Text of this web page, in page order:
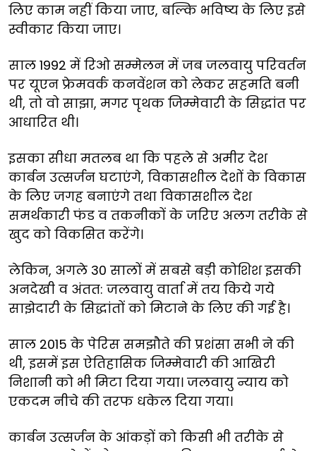
लिए काम नहीं किया जाए, बल्कि भविष्य के लिए इसे
स्वीकार किया जाए।
साल 1992 में रिओ सम्मेलन में जब जलवायु परिवर्तन
पर यूएन फ्रेमवर्क कनवेंशन को लेकर सहमति बनी
थी, तो वो साझा, मगर पृथक जिम्मेवारी के सिद्धांत पर
आधारित थी।
इसका सीधा मतलब था कि पहले से अमीर देश
कार्बन उत्सर्जन घटाएंगे, विकासशील देशों के विकास
के लिए जगह बनाएंगे तथा विकासशील देश
समर्थकारी फंड व तकनीकों के जरिए अलग तरीके से
खुद को विकसित करेंगे।
लेकिन, अगले 30 सालों में सबसे बड़ी कोशिश इसकी
अनदेखी व अंतत: जलवायु वार्ता में तय किये गये
साझेदारी के सिद्धांतों को मिटाने के लिए की गई है।
साल 2015 के पेरिस समझौते की प्रशंसा सभी ने की
थी, इसमें इस ऐतिहासिक जिम्मेवारी की आखिरी
निशानी को भी मिटा दिया गया। जलवायु न्याय को
एकदम नीचे की तरफ धकेल दिया गया।
कार्बन उत्सर्जन के आंकड़ों को किसी भी तरीके से